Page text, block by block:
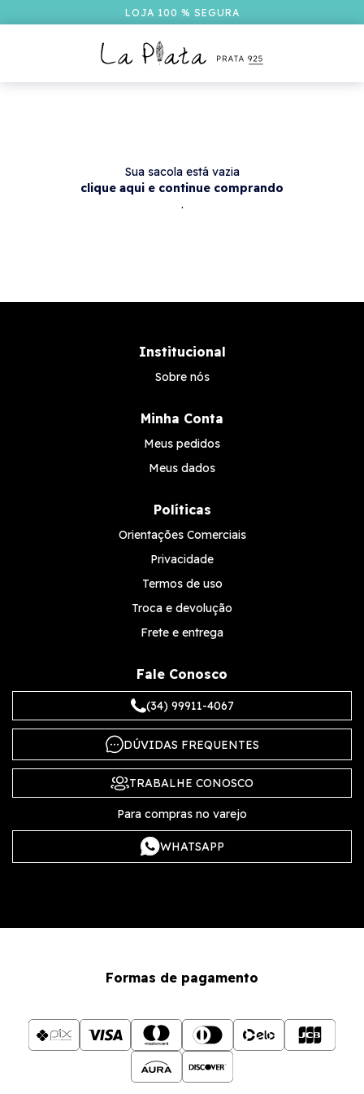
LOJA 100 % SEGURA
Sua sacola está vazia
clique aqui e continue comprando
.
Institucional
Sobre nós
Minha Conta
Meus pedidos
Meus dados
Políticas
Orientações Comerciais
Privacidade
Termos de uso
Troca e devolução
Frete e entrega
Fale Conosco
(34) 99911-4067
DÚVIDAS FREQUENTES
TRABALHE CONOSCO
Para compras no varejo
WHATSAPP
Formas de pagamento